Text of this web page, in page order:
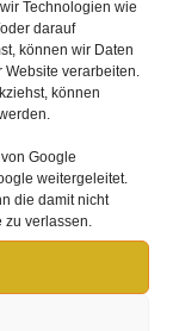
Technologien wie
darauf
können wir Daten
verarbeiten.
können
Google
weitergeleitet.
die damit nicht
verlassen.